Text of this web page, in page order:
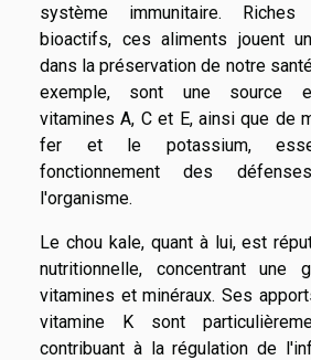
système immunitaire. Riches
bioactifs, ces aliments jouent
dans la préservation de notre
exemple, sont une source
vitamines A, C et E, ainsi que de
fer et le potassium,
fonctionnement des
l'organisme.
Le chou kale, quant à lui, est
nutritionnelle, concentrant une
vitamines et minéraux. Ses
vitamine K sont
contribuant à la régulation de